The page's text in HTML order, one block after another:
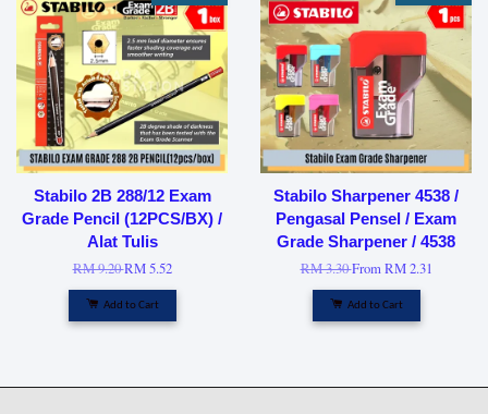
Stabilo 2B 288/12 Exam
Grade Pencil (12PCS/BX) /
Alat Tulis
RM 9.20RM 5.52
Add to Cart
Stabilo Sharpener 4538 /
Pengasal Pensel / Exam
Grade Sharpener / 4538
RM 3.30FromRM 2.31
Add to Cart